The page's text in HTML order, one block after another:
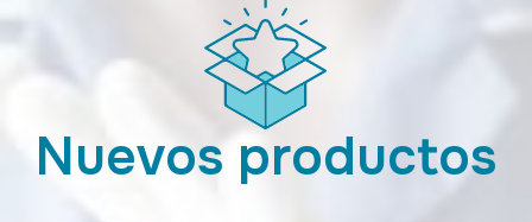
Nuevos productos